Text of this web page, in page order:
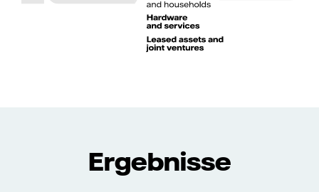
Ergebnisse